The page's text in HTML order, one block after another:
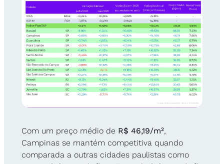
Com um preço médio de R$ 46,19/m²,
Campinas se mantém competitiva quando
comparada a outras cidades paulistas como